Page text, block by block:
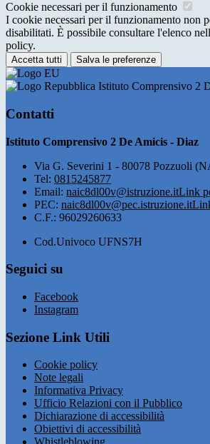
Cookie necessari per il funzionamento
I cookie necessari per il funzionamento non
disabilitati. È possibile consultare l'elenco
policy.
Accetta tutti Salva le preferenze
Istituto Comprensivo 2
Contatti
Istituto Comprensivo 2 De Amicis - Diaz
Via G. Severini 1 - 80078 Pozzuoli
Tel: 0815245877
Email: naic8dl00v@istruzione.itLink
PEC: naic8dl00v@pec.istruzione.it
C.F.: 96029260633
Cod.Univoco UFNS7H
Seguici su
Facebook
Instagram
Sezione Link Utili
Cookie policy
Note legali
Informativa Privacy
Ufficio Relazioni con il Pubblico
Dichiarazione di accessibilità
Obiettivi di accessibilità